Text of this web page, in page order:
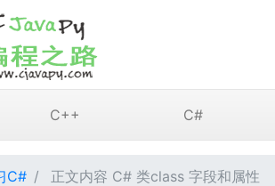
C++ C#
C# 正文内容 C# 类class 字段和属性